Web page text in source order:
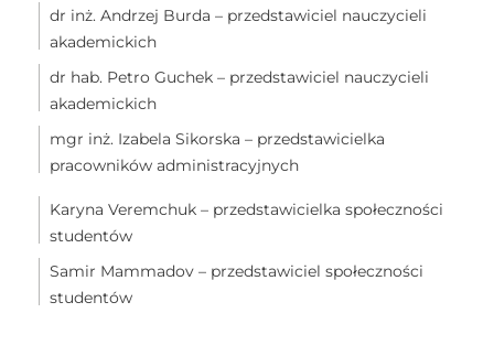
dr inż. Andrzej Burda – przedstawiciel nauczycieli
akademickich
dr hab. Petro Guchek – przedstawiciel nauczycieli
akademickich
mgr inż. Izabela Sikorska – przedstawicielka
pracowników administracyjnych
Karyna Veremchuk – przedstawicielka społeczności
studentów
Samir Mammadov – przedstawiciel społeczności
studentów